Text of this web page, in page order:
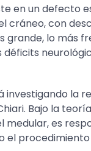
en un defecto
cráneo, con
grande, lo más
investigando la
Bajo la
es
el